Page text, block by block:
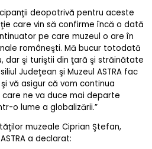
deopotrivă pentru aceste
care vin să confirme încă o dată
pe care muzeul o are în
româneşti. Mă bucur totodată
dar şi turiştii din ţară şi străinătate
Judeţean şi Muzeul ASTRA fac
vă asigur că vom continua
ne va duce mai departe
o lume a globalizării.”
muzeale Ciprian Ştefan,
a declarat: